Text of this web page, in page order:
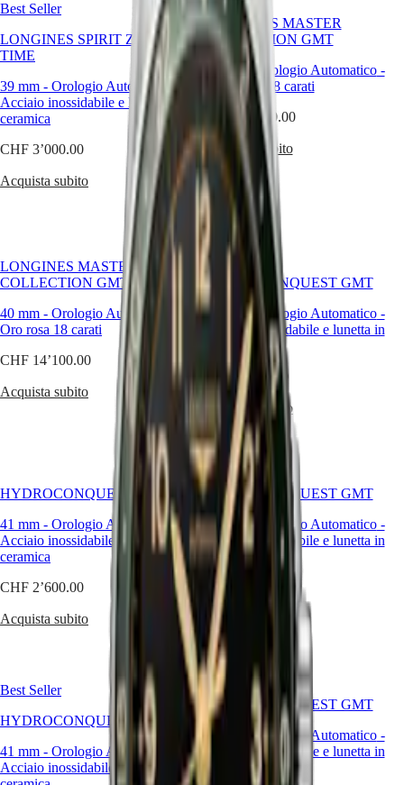
CHRONOGRAPH
HYDROCONQUEST
HYDROCONQUEST
Spirit
LONGINES
SPIRIT
LONGINES
SPIRIT
ZULU
LONGINES
FLYBACK
LONGINES
SPIRIT
CHRONOGRAPH
LONGINES
SPIRIT
PILOT
LONGINES
SPIRIT
PILOT
FLYBACK
DOLCEVITA
LONGINES
DOLCEVITA
LONGINES
PRIMALUNA
CLASSIC
EVIDENZA
RECORD
ELEGANT
COLLECTION
GRANDE
CLASSIQUE
LONGINES
민
Hong
SAR
(En)
香
特
行
India
日
澳
門
特
行
湾
區
ไทย
Europa
Österreich
(Nl)
Finland
Deutschland
Greece
Best Seller
LONGINES SPIRIT ZULU
TIME
39 mm - Orologio Automatico-
Acciaio inossidabile e lunetta in
ceramica
CHF 3’000.00
Acquista subito
LONGINES MASTER
COLLECTION GMT
40 mm-Orologio Automatico-
Oro giallo 18 carati
CHF 14’100.00
Acquista subito
LONGINES MASTER
COLLECTION GMT
40 mm - Orologio Automatico
Oro rosa 18 carati
CHF 14’100.00
Acquista subito
Best Seller
HYDROCONQUEST GMT
41 mm
- Orologio Automatico-
Acciaio inossidabile e lunetta in
ceramica
CHF 2’800.00
Acquista subito
HYDROCONQUEST GMT
41 mm - Orologio Automatico-
Acciaio inossidabile e lunetta in
ceramica
CHF 2’600.00
Acquista subito
HYDROCONQUEST GMT
41 mm
- Orologio Automatico-
Acciaio inossidabile e lunetta in
ceramica
CHF 2’800.00
Acquista subito
Best Seller
HYDROCONQUEST GMT
41 mm - Orologio Automatico
Acciaio inossidabile e lunetta in
HYDROCONQUEST GMT
41 mm
-Orologio Automatico-
Acciaio inossidabile e lunetta in
ceramica